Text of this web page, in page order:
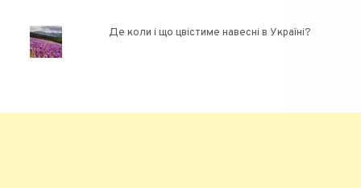
Де коли і що цвістиме навесні в Україні?